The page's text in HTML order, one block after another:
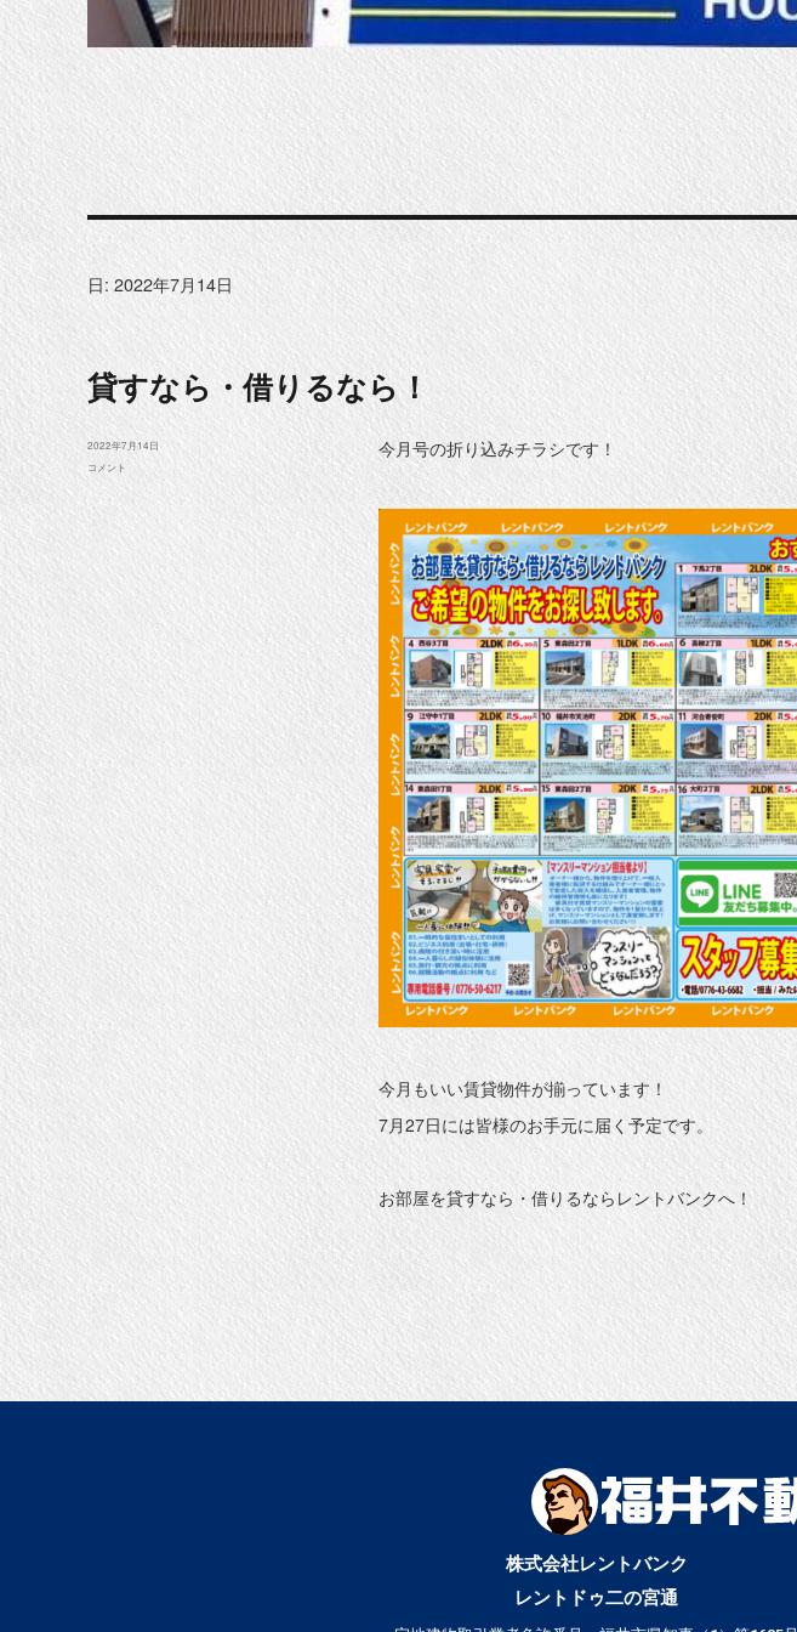
日: 2022年7月14日
貸すなら・借りるなら！
今月号の折り込みチラシです！
今月もいい賃貸物件が揃っています！
7月27日には皆様のお手元に届く予定です。
お部屋を貸すなら・借りるならレントバンクへ！
投
2022年7月14日
貸
コメント
株式会社レントバンク
レントドゥ二の宮通